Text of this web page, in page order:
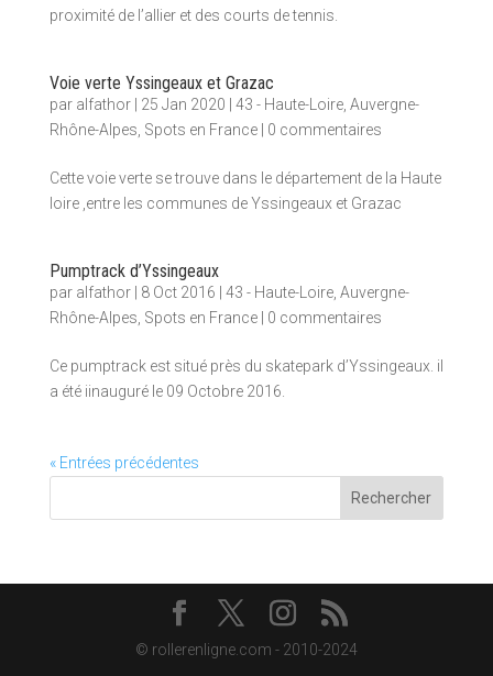
proximité de l’allier et des courts de tennis.
Voie verte Yssingeaux et Grazac
par alfathor| 25 Jan 2020 43 - Haute-Loire, Auvergne-
Rhône-Alpes Spots en France| 0 commentaires
Cette voie verte se trouve dans le département de la Haute
loire ,entre les communes de Yssingeaux et Grazac
Pumptrack d’Yssingeaux
par alfathor| 8 Oct 2016 43 - Haute-Loire, Auvergne-
Rhône-Alpes Spots en France| 0 commentaires
Ce pumptrack est situé près du skatepark d’Yssingeaux. il
a été iinauguré le 09 Octobre 2016.
« Entrées précédentes
Rechercher
© rollerenligne.com - 2010-2024